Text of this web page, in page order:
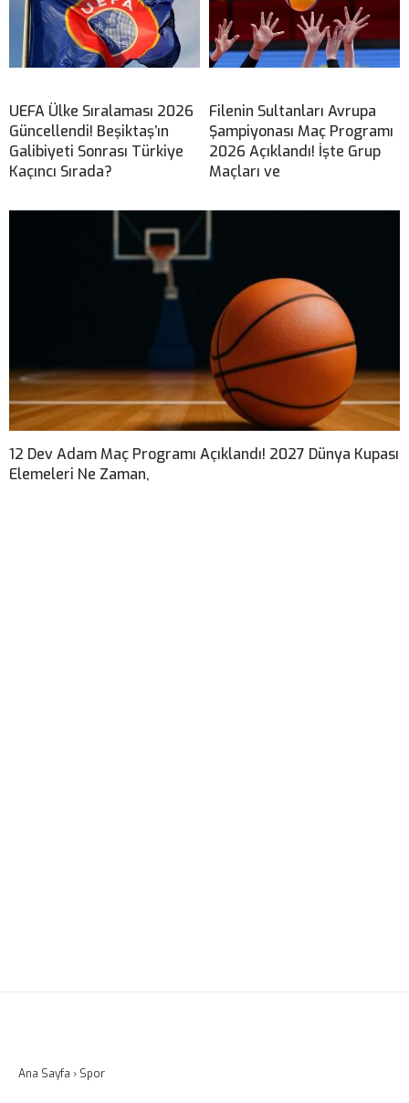
UEFA Ülke Sıralaması 2026
Güncellendi! Beşiktaş’ın
Galibiyeti Sonrası Türkiye
Kaçıncı Sırada?
Filenin Sultanları Avrupa
Şampiyonası Maç Programı
2026 Açıklandı! İşte Grup
Maçları ve
12 Dev Adam Maç Programı Açıklandı! 2027 Dünya Kupası
Elemeleri Ne Zaman,
Ana Sayfa › Spor